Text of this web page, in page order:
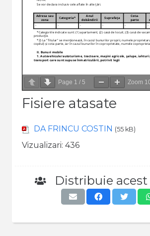
Page 1 / 5 Zoom
Fisiere atasate
DA FRINCU COSTIN (55 kB)
Vizualizari: 436
Distribuie